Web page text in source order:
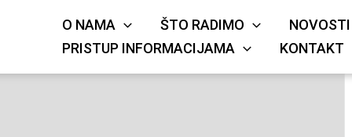
O NAMA ŠTO RADIMO
NOVOSTI
PRISTUP INFORMACIJAMA
KONTAKT